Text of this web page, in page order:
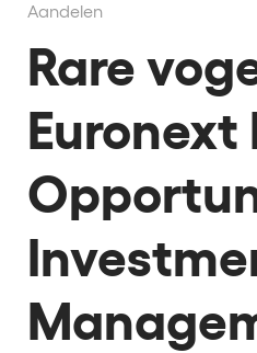
Aandelen
Rare
Euronext